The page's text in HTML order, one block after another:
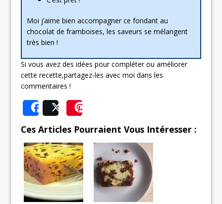
Moi j’aime bien accompagner ce fondant au
chocolat de framboises, les saveurs se mélangent
très bien !
Si vous avez des idées pour compléter ou améliorer
cette recette,partagez-les avec moi dans les
commentaires !
SharePost
Ces Articles Pourraient Vous Intéresser :